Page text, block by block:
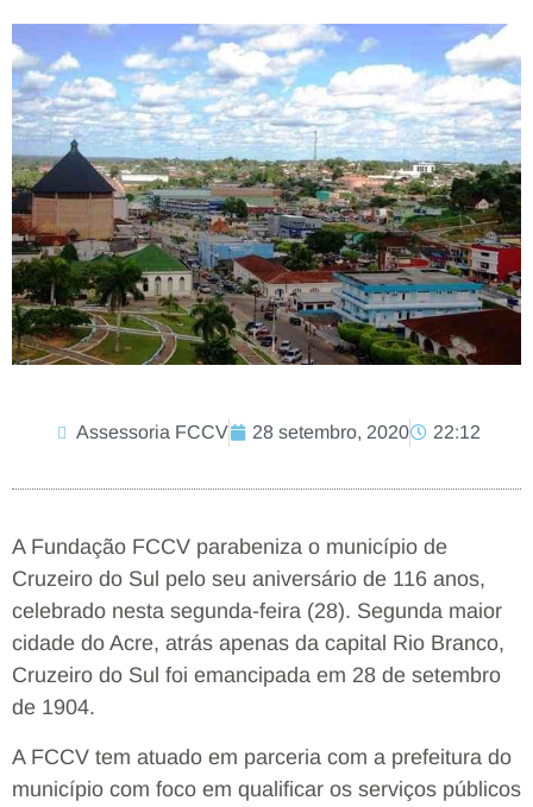
Assessoria FCCV 28 setembro, 2020 22:12
A Fundação FCCV parabeniza o município de
Cruzeiro do Sul pelo seu aniversário de 116 anos,
celebrado nesta segunda-feira (28). Segunda maior
cidade do Acre, atrás apenas da capital Rio Branco,
Cruzeiro do Sul foi emancipada em 28 de setembro
de 1904.
A FCCV tem atuado em parceria com a prefeitura do
município com foco em qualificar os serviços públicos